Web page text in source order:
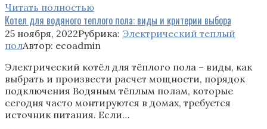
Читать полностью
Котел для водяного теплого пола: виды и критерии выбора
25 ноября, 2022Рубрика: Электрический теплый
полАвтор: ecoadmin
Электрический котёл для тёплого пола – виды, как
выбрать и произвести расчет мощности, порядок
подключения Водяным тёплым полам, которые
сегодня часто монтируются в домах, требуется
источник питания. Если…